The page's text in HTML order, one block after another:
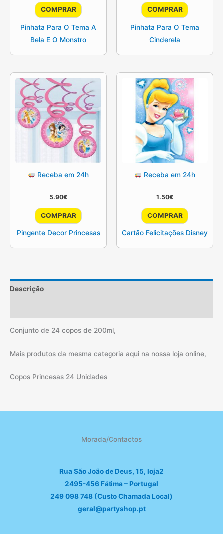
COMPRAR
Pinhata Para O Tema A
Bela E O Monstro
COMPRAR
Pinhata Para O Tema
Cinderela
Receba em 24h
5.90€
COMPRAR
Pingente Decor Princesas
Receba em 24h
1.50€
COMPRAR
Cartão Felicitações Disney
Descrição
Conjunto de 24 copos de 200ml,
Mais produtos da mesma categoria aqui na nossa loja online,
Copos Princesas 24 Unidades
Morada/Contactos
Rua São João de Deus, 15, loja2
2495-456 Fátima – Portugal
249 098 748 (Custo Chamada Local)
geral@partyshop.pt